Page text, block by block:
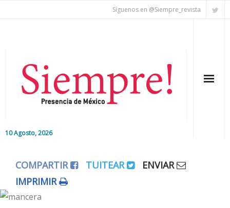
Síguenos en @Siempre_revista
10 Agosto, 2026
Editorial
Nacional
COMPARTIR TUITEAR
ENVIAR
IMPRIMIR